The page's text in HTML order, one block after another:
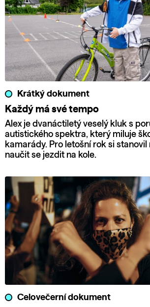
Krátký dokument
Každý má své tempo
Alex je dvanáctiletý veselý kluk s
autistického spektra, který miluje
kamarády. Pro letošní rok si stanovil
naučit se jezdit na kole.
Celovečerní dokument